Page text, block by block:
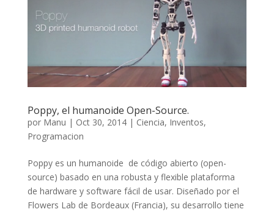
Poppy, el humanoide Open-Source.
por Manu | Oct 30, 2014| Ciencia, Inventos,
Programacion
Poppy es un humanoide de código abierto (open-
source) basado en una robusta y flexible plataforma
de hardware y software fácil de usar. Diseñado por el
Flowers Lab de Bordeaux (Francia), su desarrollo tiene